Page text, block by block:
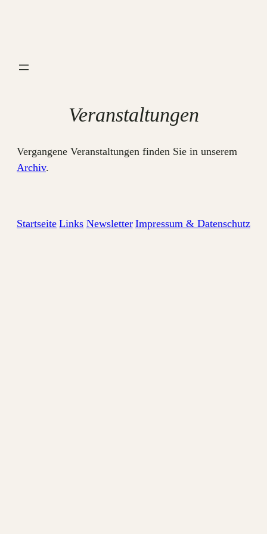
Veranstaltungen
Vergangene Veranstaltungen finden Sie in unserem
Archiv.
Startseite Links Newsletter Impressum & Datenschutz